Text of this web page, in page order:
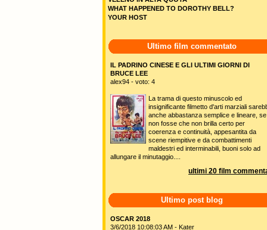
WHAT HAPPENED TO DOROTHY BELL?
YOUR HOST
Ultimo film commentato
IL PADRINO CINESE E GLI ULTIMI GIORNI DI
BRUCE LEE
alex94 - voto: 4
La trama di questo minuscolo ed
insignificante filmetto d'arti marziali
anche abbastanza semplice e lineare, se
non fosse che non brilla certo per
coerenza e continuità, appesantita da
scene riempitive e da combattimenti
maldestri ed interminabili, buoni solo ad
allungare il minutaggio....
ultimi 20 film
Ultimo post blog
OSCAR 2018
3/6/2018 10:08:03 AM - Kater